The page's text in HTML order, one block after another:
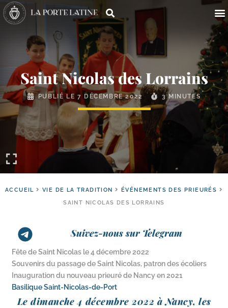
Saint Nicolas des Lorrains
PUBLIÉ LE 7 DÉCEMBRE 2022 3 MINUTES
ACCUEIL VIE DE LA TRADITION
ÉVÉNEMENTS DES PRIEURÉS
SAINT NICOLAS DES LORRAINS
Suivez-nous sur Telegram
Fête de Saint Nicolas le 4 décembre 2022
Souvenirs du passage de Saint Nicolas, patron des écoliers
Inauguration du nouveau prieuré de Nancy en 2021
Basilique Saint-​Nicolas-​de-​Port
Le dimanche 4 décembre 2022 à Nancy, les